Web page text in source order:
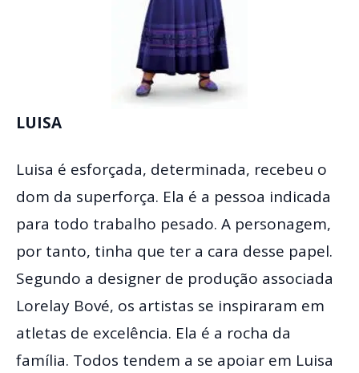
LUISA
Luisa é esforçada, determinada, recebeu o
dom da superforça. Ela é a pessoa indicada
para todo trabalho pesado. A personagem,
por tanto, tinha que ter a cara desse papel.
Segundo a designer de produção associada
Lorelay Bové, os artistas se inspiraram em
atletas de excelência. Ela é a rocha da
família. Todos tendem a se apoiar em Luisa